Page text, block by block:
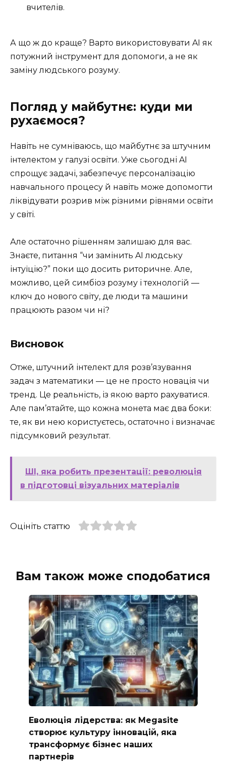
вчителів.
А що ж до краще? Варто використовувати AI як
потужний інструмент для допомоги, а не як
заміну людського розуму.
Погляд у майбутнє: куди ми
рухаємося?
Навіть не сумніваюсь, що майбутнє за штучним
інтелектом у галузі освіти. Уже сьогодні AI
спрощує задачі, забезпечує персоналізацію
навчального процесу й навіть може допомогти
ліквідувати розрив між різними рівнями освіти
у світі.
Але остаточно рішенням залишаю для вас.
Знаєте, питання “чи замінить AI людську
інтуїцію?” поки що досить риторичне. Але,
можливо, цей симбіоз розуму і технологій —
ключ до нового світу, де люди та машини
працюють разом чи ні?
Висновок
Отже, штучний інтелект для розв’язування
задач з математики — це не просто новація чи
тренд. Це реальність, із якою варто рахуватися.
Але пам’ятайте, що кожна монета має два боки:
те, як ви нею користуєтесь, остаточно і визначає
підсумковий результат.
ШІ, яка робить презентації: революція
в підготовці візуальних матеріалів
Оцініть статтю
Вам також може сподобатися
Еволюція лідерства: як Megasite
створює культуру інновацій, яка
трансформує бізнес наших
партнерів